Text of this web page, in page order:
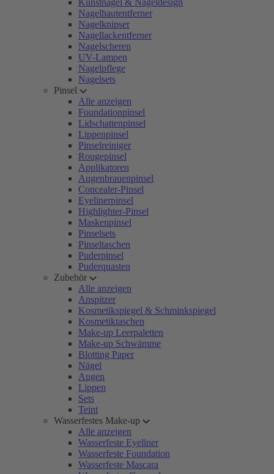
Kunstnägel & Nageldesign
Nagelhautentferner
Nagelknipser
Nagellackentferner
Nagelscheren
UV-Lampen
Nagelpflege
Nagelsets
Pinsel
Alle anzeigen
Foundationpinsel
Lidschattenpinsel
Lippenpinsel
Pinselreiniger
Rougepinsel
Applikatoren
Augenbrauenpinsel
Concealer-Pinsel
Eyelinerpinsel
Highlighter-Pinsel
Maskenpinsel
Pinselsets
Pinseltaschen
Puderpinsel
Puderquasten
Zubehör
Alle anzeigen
Anspitzer
Kosmetikspiegel & Schminkspiegel
Kosmetiktaschen
Make-up Leerpaletten
Make-up Schwämme
Blotting Paper
Nägel
Augen
Lippen
Sets
Teint
Wasserfestes Make-up
Alle anzeigen
Wasserfeste Eyeliner
Wasserfeste Foundation
Wasserfeste Mascara